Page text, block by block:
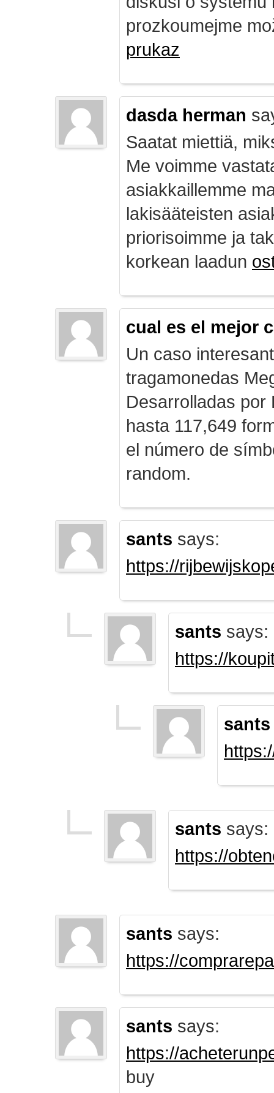
prozkoumejme
prukaz
dasda herman
Saatat miettiä,
Me voimme
asiakkaillemme
lakisääteisten
priorisoimme ja
korkean laadun
cual es el mejor
Un caso
tragamonedas
Desarrolladas por
hasta 117,649
el número de
random.
sants says:
https://
sants says:
https://
sants
sants says:
https://
sants says:
https://
sants says:
https://
buy